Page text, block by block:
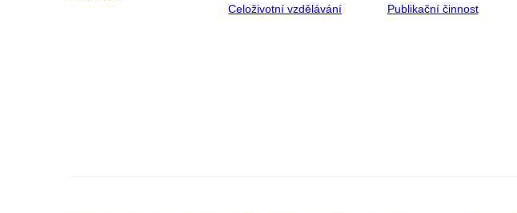
Celoživotní vzdělávání
Publikační činnost